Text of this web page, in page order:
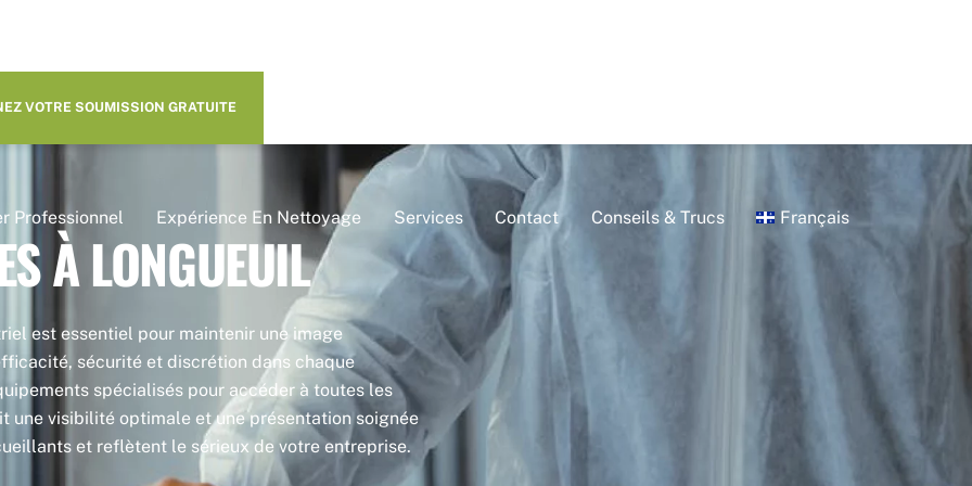
VOTRE SOUMISSION GRATUITE
Professionnel Expérience En Nettoyage Services Contact Conseils & Trucs Français
À LONGUEUIL
est essentiel pour maintenir une image
sécurité et discrétion dans chaque
spécialisés pour accéder à toutes les
une visibilité optimale et une présentation soignée
et reflètent le sérieux de votre entreprise.